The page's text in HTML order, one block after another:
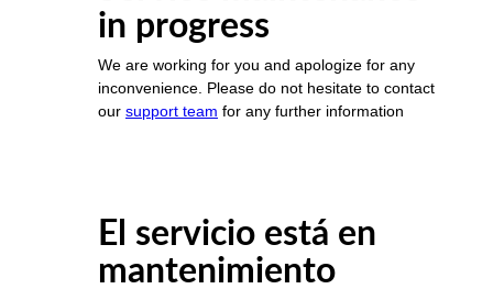
in progress
We are working for you and apologize for any
inconvenience. Please do not hesitate to contact
our support team for any further information
El servicio está en
mantenimiento